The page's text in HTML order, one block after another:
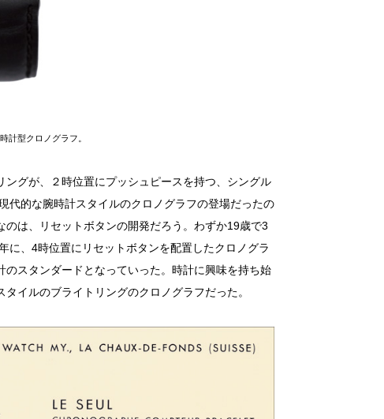
計型クロノグラフ。
グが、２時位置にプッシュピースを持つ、シングル
代的な腕時計スタイルのクロノグラフの登場だったの
は、リセットボタンの開発だろう。わずか19歳で3
に、4時位置にリセットボタンを配置したクロノグラ
スタンダードとなっていった。時計に興味を持ち始
イルのブライトリングのクロノグラフだった。